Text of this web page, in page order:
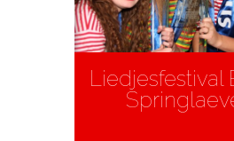
Liedjesfestival